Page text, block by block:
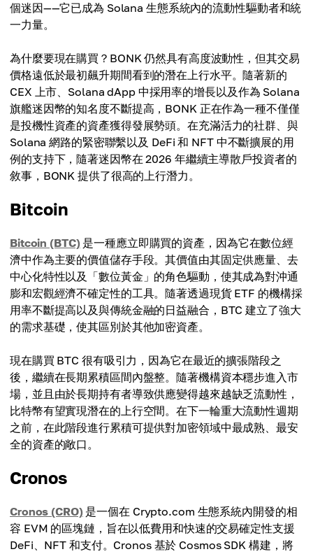
個迷因——它已成為 Solana 生態系統內的流動性驅動者和統
一力量。
為什麼要現在購買？BONK 仍然具有高度波動性，但其交易
價格遠低於最初飆升期間看到的潛在上行水平。隨著新的
CEX 上市、Solana dApp 中採用率的增長以及作為 Solana
旗艦迷因幣的知名度不斷提高，BONK 正在作為一種不僅僅
是投機性資產的資產獲得發展勢頭。在充滿活力的社群、與
Solana 網路的緊密聯繫以及 DeFi 和 NFT 中不斷擴展的用
例的支持下，隨著迷因幣在 2026 年繼續主導散戶投資者的
敘事，BONK 提供了很高的上行潛力。
Bitcoin
Bitcoin (BTC) 是一種應立即購買的資產，因為它在數位經
濟中作為主要的價值儲存手段。其價值由其固定供應量、去
中心化特性以及「數位黃金」的角色驅動，使其成為對沖通
膨和宏觀經濟不確定性的工具。隨著透過現貨 ETF 的機構採
用率不斷提高以及與傳統金融的日益融合，BTC 建立了強大
的需求基礎，使其區別於其他加密資產。
現在購買 BTC 很有吸引力，因為它在最近的擴張階段之
後，繼續在長期累積區間內盤整。隨著機構資本穩步進入市
場，並且由於長期持有者導致供應變得越來越缺乏流動性，
比特幣有望實現潛在的上行空間。在下一輪重大流動性週期
之前，在此階段進行累積可提供對加密領域中最成熟、最安
全的資產的敞口。
Cronos
Cronos (CRO) 是一個在 Crypto.com 生態系統內開發的相
容 EVM 的區塊鏈，旨在以低費用和快速的交易確定性支援
DeFi、NFT 和支付。Cronos 基於 Cosmos SDK 構建，將